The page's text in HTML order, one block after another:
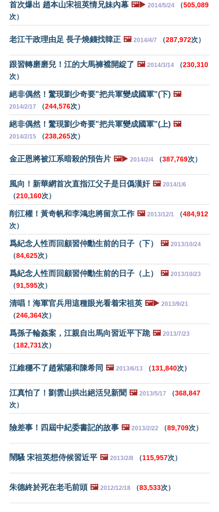
首次爆出 趙本山宋祖英情兄妹內幕 🖼️▶️ 2014/5/24 （505,089
次）
老江干政理由足 長子燒錢找韓正 🖼️ 2014/4/7 （287,972次）
跟習轉磨磨兒！江的大馬褲襠開綻了 🖼️ 2014/3/14 （230,310
次）
絕非偶然！驚現劉少奇要"把共軍變成國軍"(下) 🖼️
2014/2/17 （244,576次）
絕非偶然！驚現劉少奇要"把共軍變成國軍"(上) 🖼️
2014/2/15 （238,265次）
金正恩將被江系暗殺的預告片 🖼️▶️ 2014/2/4 （387,769次）
風向！新華網首次直指江父子是日僞漢奸 🖼️ 2014/1/6
（210,160次）
削江權！黃奇帆和李鴻忠將留京工作 🖼️ 2013/12/1 （484,912
次）
爲紀念人性而回顧習仲勳生前的日子（下） 🖼️ 2013/10/24
（84,625次）
爲紀念人性而回顧習仲勳生前的日子（上） 🖼️ 2013/10/23
（91,595次）
清唱！海軍官兵用這種眼光看着宋祖英 🖼️▶️ 2013/9/21
（246,364次）
爲孫子輪姦案，江親自出馬向習近平下跪 🖼️ 2013/7/23
（182,731次）
江維穩不了趙紫陽和陳希同 🖼️ 2013/6/13 （131,840次）
江真怕了！劉雲山拱出絕活兒新聞 🖼️ 2013/5/17 （368,847
次）
險差事！四屆中紀委書記的故事 🖼️ 2013/2/22 （89,709次）
鬧騷 宋祖英想侍候習近平 🖼️ 2013/2/8 （115,957次）
朱德終於死在老毛前頭 🖼️ 2012/12/18 （83,533次）